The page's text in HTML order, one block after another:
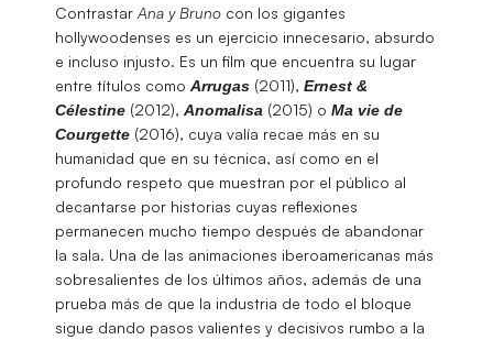
Contrastar Ana y Bruno con los gigantes
hollywoodenses es un ejercicio innecesario, absurdo
e incluso injusto. Es un film que encuentra su lugar
entre títulos como Arrugas (2011), Ernest &
Célestine (2012), Anomalisa (2015) o Ma vie de
Courgette (2016), cuya valía recae más en su
humanidad que en su técnica, así como en el
profundo respeto que muestran por el público al
decantarse por historias cuyas reflexiones
permanecen mucho tiempo después de abandonar
la sala. Una de las animaciones iberoamericanas más
sobresalientes de los últimos años, además de una
prueba más de que la industria de todo el bloque
sigue dando pasos valientes y decisivos rumbo a la